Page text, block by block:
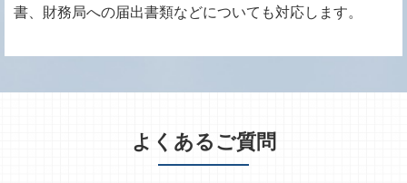
書、財務局への届出書類などについても対応します。
よくあるご質問